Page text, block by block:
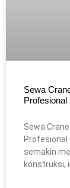
Sewa
Profesional
Sewa
semakin
konstruksi,